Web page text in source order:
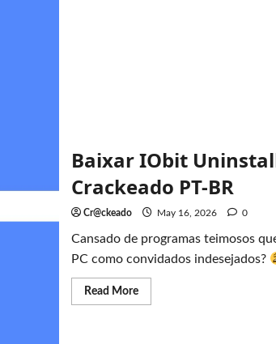
Baixar IObit
Crackeado PT-BR
Cr@ckeado May 16, 2026 0
Cansado de programas teimosos
PC como convidados indesejados?
Read MoreRead
more